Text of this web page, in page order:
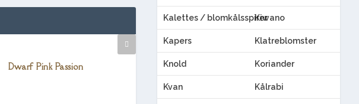
Dwarf Pink Passion
Kalettes / blomkålsspirerKiwano
Kapers Klatreblomster
Knold Koriander
Kvan Kålrabi